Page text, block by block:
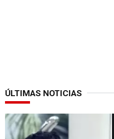
ÚLTIMAS NOTICIAS